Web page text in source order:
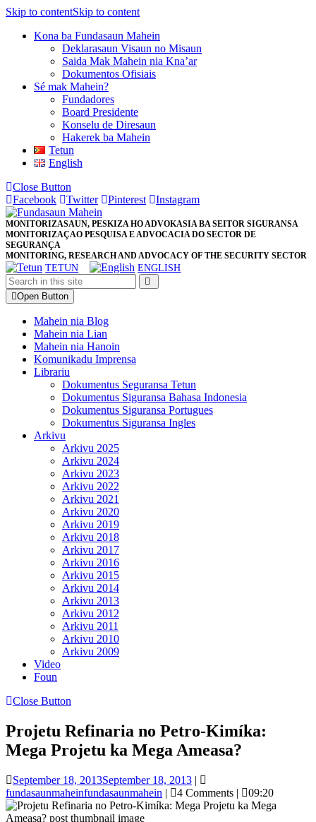
Skip to contentSkip to content
Kona ba Fundasaun Mahein
Deklarasaun Visaun no Misaun
Saida Mak Mahein nia Kna’ar
Dokumentos Ofisiais
Sé mak Mahein?
Fundadores
Board Presidente
Konselu de Diresaun
Hakerek ba Mahein
Tetun
English
Close Button
Facebook
Twitter Pinterest Instagram
MONITORIZASAUN, PESKIZA HO ADVOKASIA BA SEITOR SIGURANSA
MONITORIZAÇAO PESQUISA E ADVOCACIA DO SECTOR DE
SEGURANÇA
MONITORING, RESEARCH AND ADVOCACY OF THE SECURITY SECTOR
TETUN ENGLISH
Open Button
Mahein nia Blog
Mahein nia Lian
Mahein nia Hanoin
Komunikadu Imprensa
Librariu
Dokumentus Seguransa Tetun
Dokumentus Siguransa Bahasa Indonesia
Dokumentus Siguransa Portugues
Dokumentus Siguransa Ingles
Arkivu
Arkivu 2025
Arkivu 2024
Arkivu 2023
Arkivu 2022
Arkivu 2021
Arkivu 2020
Arkivu 2019
Arkivu 2018
Arkivu 2017
Arkivu 2016
Arkivu 2015
Arkivu 2014
Arkivu 2013
Arkivu 2012
Arkivu 2011
Arkivu 2010
Arkivu 2009
Video
Foun
Close Button
Projetu Refinaria no Petro-Kimíka:
Mega Projetu ka Mega Ameasa?
September 18, 2013September 18, 2013 |
fundasaunmaheinfundasaunmahein | 4 Comments | 09:20